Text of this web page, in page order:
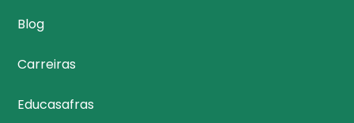
Blog
Carreiras
Educasafras